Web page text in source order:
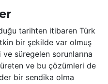
tarihten itibaren Türk
bir şekilde var olmuş
ve süregelen sorunlarına
ve bu çözümleri de
bir sendika olma